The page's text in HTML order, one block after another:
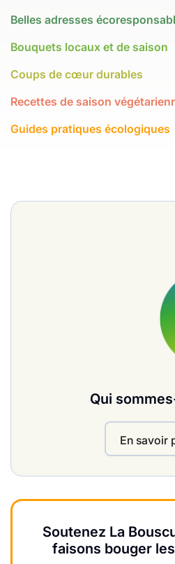
Belles adresses
Bouquets locaux et de saison
Coups de cœur durables
Recettes de saison
Guides pratiques écologiques
Qui
En savoir
Soutenez La
faisons bouger